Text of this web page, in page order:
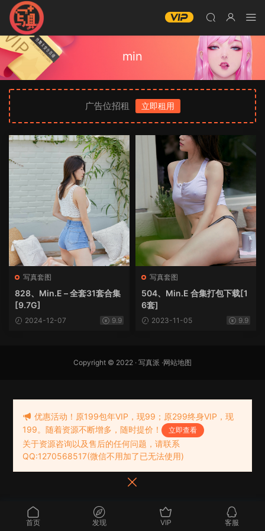
min
广告位招租 立即租用
写真套图
828、Min.E – 全套31套合集
[9.7G]
2024-12-07 9.9
写真套图
504、Min.E 合集打包下载[1
6套]
2023-11-05 9.9
Copyright © 2022 · 写真派 ·网站地图
首页 发现 VIP 客服
优惠活动！原199包年VIP，现99；原299终身VIP，现
199。随着资源不断增多，随时提价！
立即查看
关于资源咨询以及售后的任何问题，请联系
QQ:1270568517(微信不用加了已无法使用)